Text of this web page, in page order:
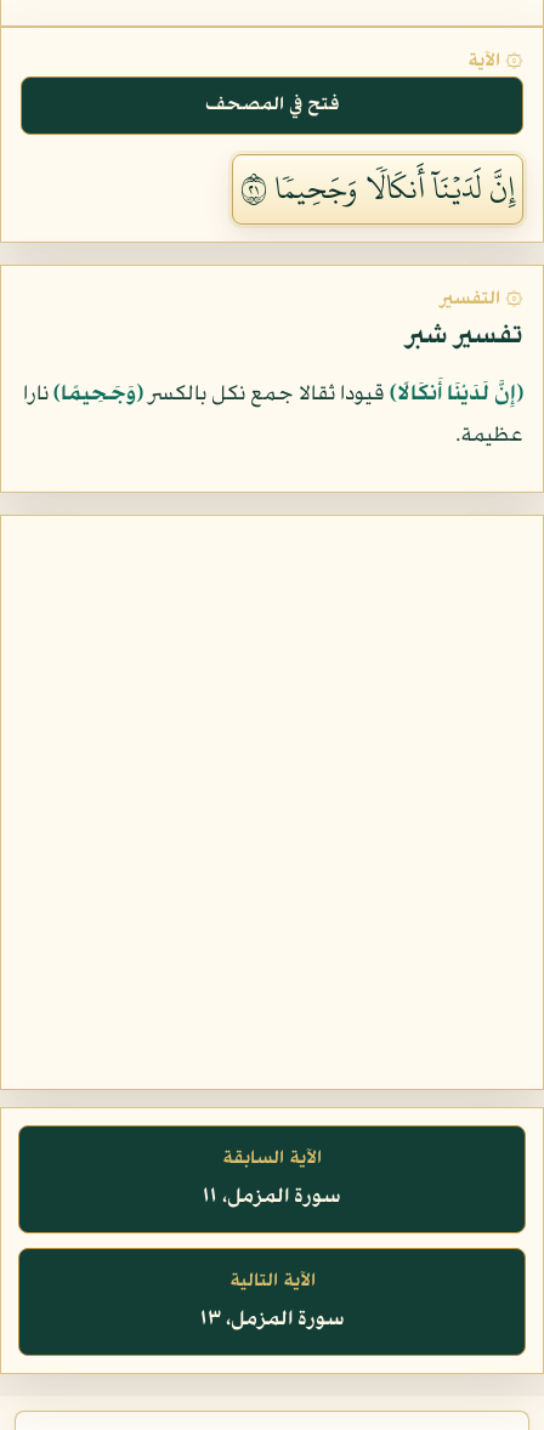
۞ الآية
فتح في المصحف
إِنَّ لَدَيۡنَآ أَنكَالٗا وَجَحِيمٗا ١٢
۞ التفسير
تفسير شبر
﴿إِنَّ لَدَيْنَا أَنكَالًا﴾قيودا ثقالا جمع نكل بالكسر﴿وَجَحِيمًا﴾نارا
عظيمة.
الآية السابقة
سورة المزمل، ١١
الآية التالية
سورة المزمل، ١٣